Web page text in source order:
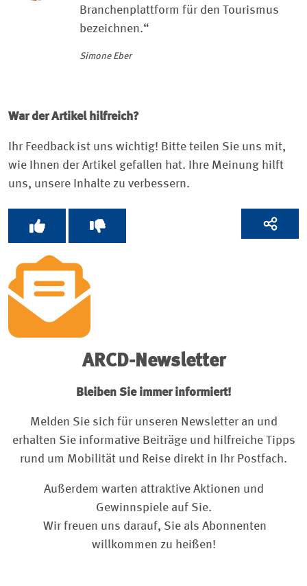
Branchenplattform für den Tourismus
bezeichnen.“
Simone Eber
War der Artikel hilfreich?
Ihr Feedback ist uns wichtig! Bitte teilen Sie uns mit,
wie Ihnen der Artikel gefallen hat. Ihre Meinung hilft
uns, unsere Inhalte zu verbessern.
ARCD-Newsletter
Bleiben Sie immer informiert!
Melden Sie sich für unseren Newsletter an und
erhalten Sie informative Beiträge und hilfreiche Tipps
rund um Mobilität und Reise direkt in Ihr Postfach.
Außerdem warten attraktive Aktionen und
Gewinnspiele auf Sie.
Wir freuen uns darauf, Sie als Abonnenten
willkommen zu heißen!